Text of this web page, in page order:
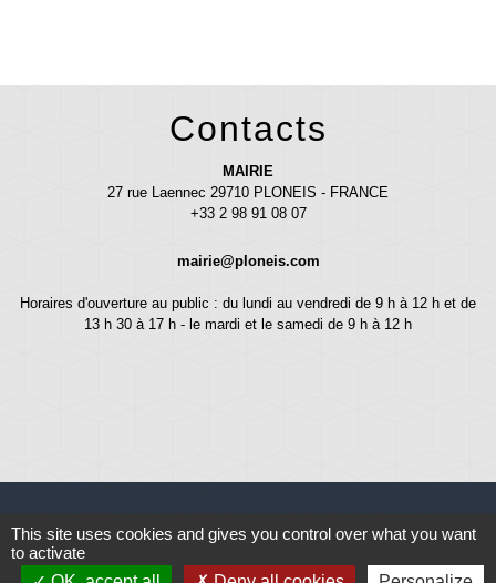
Contacts
MAIRIE
27 rue Laennec 29710 PLONEIS - FRANCE
+33 2 98 91 08 07
mairie@ploneis.com
Horaires d'ouverture au public : du lundi au vendredi de 9 h à 12 h et de
13 h 30 à 17 h - le mardi et le samedi de 9 h à 12 h
Liens
This site uses cookies and gives you control over what you want
to activate